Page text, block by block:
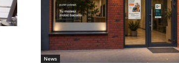
News